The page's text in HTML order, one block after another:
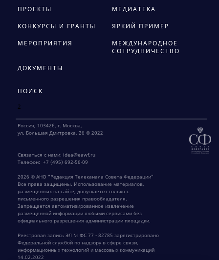
ПРОЕКТЫ МЕДИАТЕКА
КОНКУРСЫ И ГРАНТЫ ЯРКИЙ ПРИМЕР
МЕРОПРИЯТИЯ
МЕЖДУНАРОДНОЕ
СОТРУДНИЧЕСТВО
ДОКУМЕНТЫ
ПОИСК
2
2026 © АНО "Редакция Телеканала Совета Федерации"
Все права защищены. Использование материалов,
размещенных на сайте, допускается только с
письменного разрешения правообладателя.
Запрещается автоматизированное извлечение
размещенной информации любыми сервисами без
официального разрешения администрации площадки.
Реестровая запись ЭЛ № ФС 77 - 82785 зарегистрировано
Федеральной службой по надзору в сфере связи,
информационных технологий и массовых коммуникаций
14.02.2022
Россия, 103426, г. Москва,
ул. Большая Дмитровка, 26 © 2022
Связаться с нами: idea@eawf.ru
Телефон: +7 (495) 692-56-09